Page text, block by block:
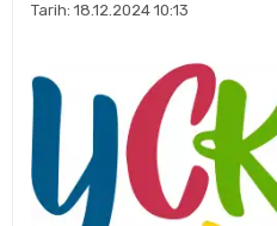
Tarih: 18.12.2024 10:13